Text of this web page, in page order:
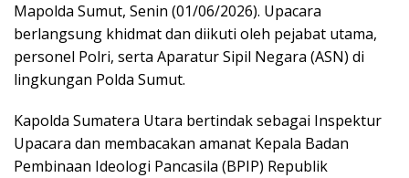
Mapolda Sumut, Senin (01/06/2026). Upacara
berlangsung khidmat dan diikuti oleh pejabat utama,
personel Polri, serta Aparatur Sipil Negara (ASN) di
lingkungan Polda Sumut.
Kapolda Sumatera Utara bertindak sebagai Inspektur
Upacara dan membacakan amanat Kepala Badan
Pembinaan Ideologi Pancasila (BPIP) Republik